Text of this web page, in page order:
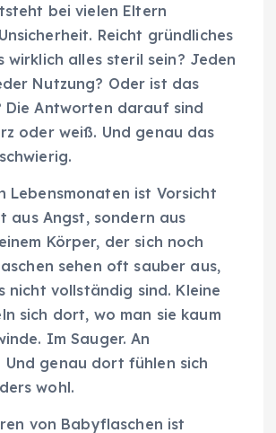
bei vielen Eltern
Reicht gründliches
wirklich alles steril sein? Jeden
Nutzung? Oder ist das
Die Antworten darauf sind
oder weiß. Und genau das
Lebensmonaten ist Vorsicht
aus Angst, sondern aus
Körper, der sich noch
sehen oft sauber aus,
nicht vollständig sind. Kleine
sich dort, wo man sie kaum
Im Sauger. An
Und genau dort fühlen sich
wohl.
von Babyflaschen ist